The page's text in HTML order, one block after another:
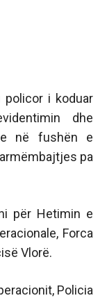
policor i koduar
dhe
në fushën e
pa
për Hetimin e
Forca
Vlorë.
Policia